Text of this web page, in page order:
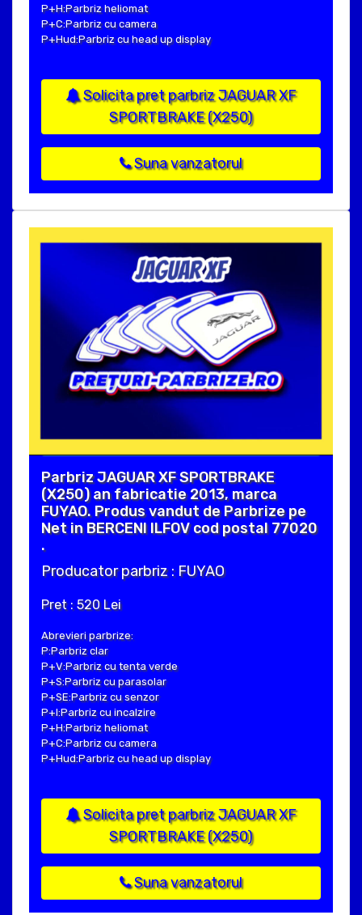
P+H:Parbriz heliomat
P+C:Parbriz cu camera
P+Hud:Parbriz cu head up display
Solicita pret parbriz JAGUAR XF
SPORTBRAKE (X250)
Suna vanzatorul
Parbriz JAGUAR XF SPORTBRAKE
(X250) an fabricatie 2013, marca
FUYAO. Produs vandut de Parbrize pe
Net in BERCENI ILFOV cod postal 77020
.
Producator parbriz : FUYAO
Pret : 520 Lei
Abrevieri parbrize:
P:Parbriz clar
P+V:Parbriz cu tenta verde
P+S:Parbriz cu parasolar
P+SE:Parbriz cu senzor
P+I:Parbriz cu incalzire
P+H:Parbriz heliomat
P+C:Parbriz cu camera
P+Hud:Parbriz cu head up display
Solicita pret parbriz JAGUAR XF
SPORTBRAKE (X250)
Suna vanzatorul